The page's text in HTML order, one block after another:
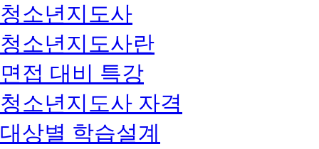
청소년지도사
청소년지도사란
면접 대비 특강
청소년지도사 자격
대상별 학습설계